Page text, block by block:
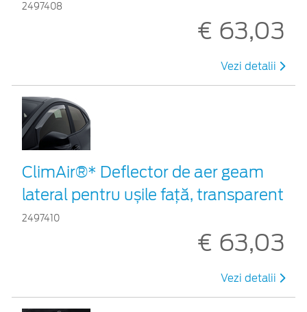
2497408
€ 63,03
Vezi detalii
ClimAir®* Deflector de aer geam
lateral pentru ușile față, transparent
2497410
€ 63,03
Vezi detalii